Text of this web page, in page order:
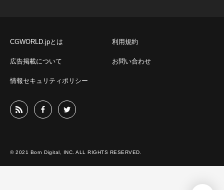
CGWORLD.jpとは 利用規約
広告掲載について お問い合わせ
情報セキュリティポリシー
© 2021 Born Digital, INC. ALL RIGHTS RESERVED.